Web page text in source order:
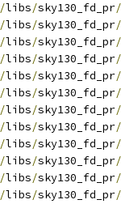
/libs/sky130_fd_pr/
/libs/sky130_fd_pr/
/libs/sky130_fd_pr/
/libs/sky130_fd_pr/
/libs/sky130_fd_pr/
/libs/sky130_fd_pr/
/libs/sky130_fd_pr/
/libs/sky130_fd_pr/
/libs/sky130_fd_pr/
/libs/sky130_fd_pr/
/libs/sky130_fd_pr/
/libs/sky130_fd_pr/